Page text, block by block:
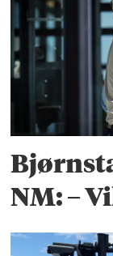
NM: –